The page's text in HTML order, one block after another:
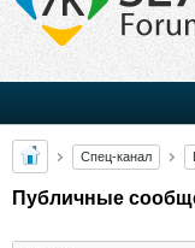
Спец-канал
Публичные